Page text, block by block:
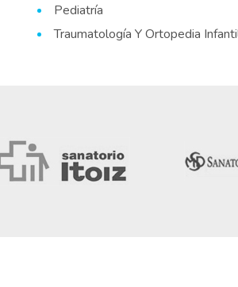
Pediatría
Traumatología Y Ortopedia